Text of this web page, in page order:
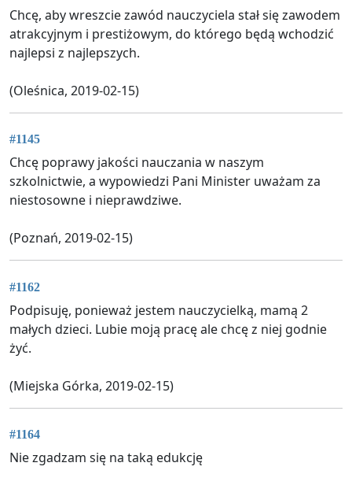
Chcę, aby wreszcie zawód nauczyciela stał się zawodem
atrakcyjnym i prestiżowym, do którego będą wchodzić
najlepsi z najlepszych.
(Oleśnica, 2019-02-15)
#1145
Chcę poprawy jakości nauczania w naszym
szkolnictwie, a wypowiedzi Pani Minister uważam za
niestosowne i nieprawdziwe.
(Poznań, 2019-02-15)
#1162
Podpisuję, ponieważ jestem nauczycielką, mamą 2
małych dzieci. Lubie moją pracę ale chcę z niej godnie
żyć.
(Miejska Górka, 2019-02-15)
#1164
Nie zgadzam się na taką edukcję